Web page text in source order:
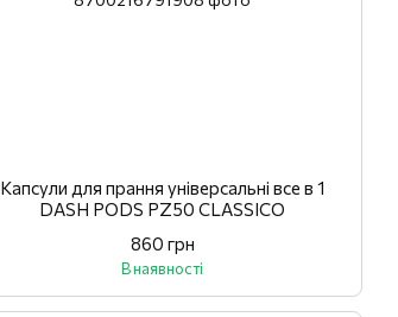
Капсули для прання універсальні все в 1
DASH PODS PZ50 CLASSICO
860 грн
В наявності